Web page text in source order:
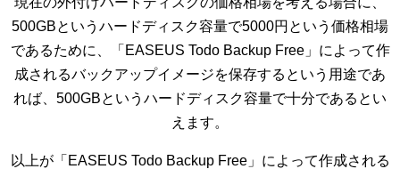
500GBというハードディスク容量で5000円という価格相場
であるために、「EASEUS Todo Backup Free」によって作
成されるバックアップイメージを保存するという用途であ
れば、500GBというハードディスク容量で十分であるとい
えます。
以上が「EASEUS Todo Backup Free」によって作成される